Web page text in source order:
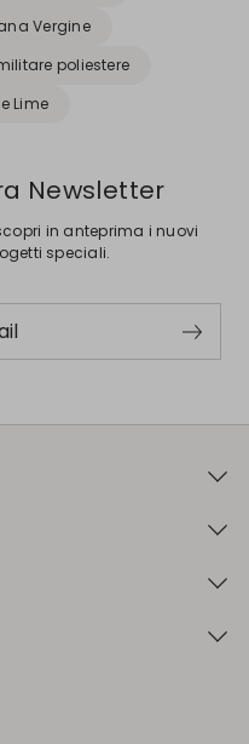
Vergine
poliestere
Lime
Newsletter
in anteprima i nuovi
speciali.